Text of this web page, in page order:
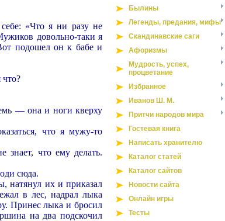
«Что я ни разу не
довольно-таки я
подошел он к бабе и
— она и ноги кверху
что я мужу-то
знает, что ему делать.
сюда.
натянул их и приказал
в лес, надрал лыка
Принес лыка и бросил
на два подскочил
Былины
Легенды, предания, мифы
Скандинавские саги
Афоризмы
Мудрость, успех,
процветание
Избранное
Иванов Ш. М.
Притчи народов мира
Гостевая книга
Написать хранителю
Каталог статей
Каталог сайтов
Новости сайта
Онлайн игры
Тесты